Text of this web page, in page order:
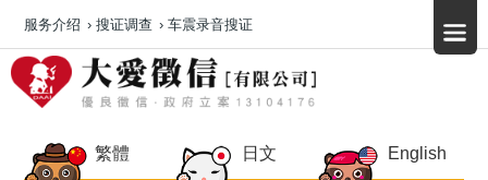
繁體 日文 English
服务介绍 › 搜证调查 › 车震录音搜证